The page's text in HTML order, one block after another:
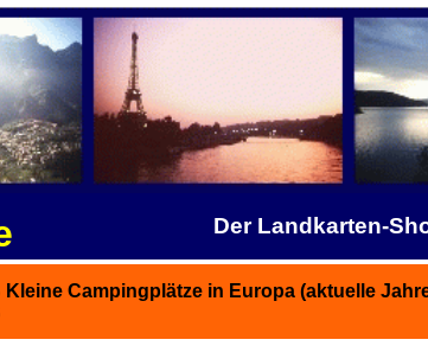
Der Landkarten-
Kleine Campingplätze in Europa (aktuelle